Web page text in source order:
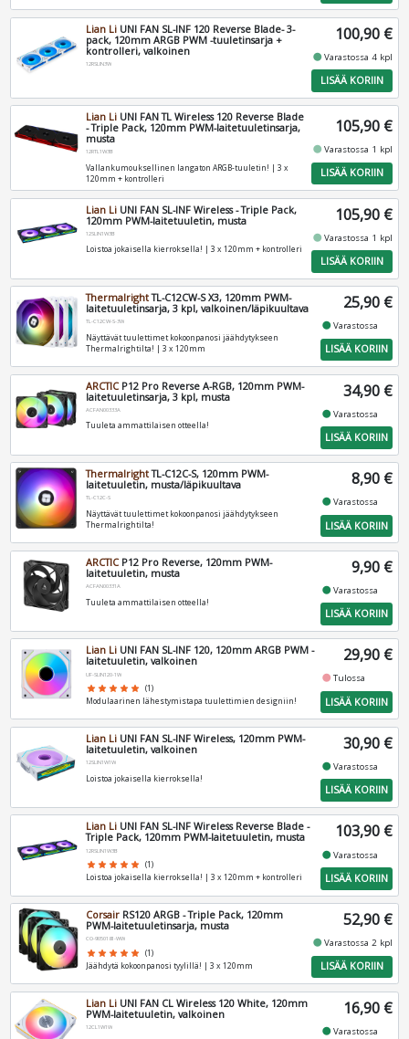
Lian Li UNI FAN SL-INF 120 Reverse Blade- 3-
pack, 120mm ARGB PWM -tuuletinsarja +
kontrolleri, valkoinen
12RSLIN3W
100,90 €
fiber_manual_recordVarastossa 4 kpl
LISÄÄ KORIIN
Lian Li UNI FAN TL Wireless 120 Reverse Blade
- Triple Pack, 120mm PWM-laitetuuletinsarja,
musta
12RTL1W3B
Vallankumouksellinen langaton ARGB-tuuletin! | 3 x
120mm + kontrolleri
105,90 €
fiber_manual_recordVarastossa 1 kpl
LISÄÄ KORIIN
Lian Li UNI FAN SL-INF Wireless - Triple Pack,
120mm PWM-laitetuuletin, musta
12SLIN1W3B
Loistoa jokaisella kierroksella! | 3 x 120mm + kontrolleri
105,90 €
fiber_manual_recordVarastossa 1 kpl
LISÄÄ KORIIN
ThermalrightTL-C12CW-S X3, 120mm PWM-
laitetuuletinsarja, 3 kpl, valkoinen/läpikuultava
TL-C12CW-S-3W
Näyttävät tuulettimet kokoonpanosi jäähdytykseen
Thermalrightilta! | 3 x 120mm
25,90 €
fiber_manual_recordVarastossa
LISÄÄ KORIIN
ARCTICP12 Pro Reverse A-RGB, 120mm PWM-
laitetuuletinsarja, 3 kpl, musta
ACFAN00333A
Tuuleta ammattilaisen otteella!
34,90 €
fiber_manual_recordVarastossa
LISÄÄ KORIIN
ThermalrightTL-C12C-S, 120mm PWM-
laitetuuletin, musta/läpikuultava
TL-C12C-S
Näyttävät tuulettimet kokoonpanosi jäähdytykseen
Thermalrightilta!
8,90 €
fiber_manual_recordVarastossa
LISÄÄ KORIIN
ARCTICP12 Pro Reverse, 120mm PWM-
laitetuuletin, musta
ACFAN00331A
Tuuleta ammattilaisen otteella!
9,90 €
fiber_manual_recordVarastossa
LISÄÄ KORIIN
Lian Li UNI FAN SL-INF 120, 120mm ARGB PWM -
laitetuuletin, valkoinen
UF-SLIN120-1W
star star star star star (1)
Modulaarinen lähestymistapa tuulettimien designiin!
29,90 €
fiber_manual_recordTulossa
LISÄÄ KORIIN
Lian Li UNI FAN SL-INF Wireless, 120mm PWM-
laitetuuletin, valkoinen
12SLIN1W1W
Loistoa jokaisella kierroksella!
30,90 €
fiber_manual_recordVarastossa
LISÄÄ KORIIN
Lian Li UNI FAN SL-INF Wireless Reverse Blade -
Triple Pack, 120mm PWM-laitetuuletin, musta
12RSLIN1W3B
star star star star star (1)
Loistoa jokaisella kierroksella! | 3 x 120mm + kontrolleri
103,90 €
fiber_manual_recordVarastossa
LISÄÄ KORIIN
Corsair RS120 ARGB - Triple Pack, 120mm
PWM-laitetuuletinsarja, musta
CO-9050181-WW
star star star star star (1)
Jäähdytä kokoonpanosi tyylillä! | 3 x 120mm
52,90 €
fiber_manual_recordVarastossa 2 kpl
LISÄÄ KORIIN
Lian Li UNI FAN CL Wireless 120 White, 120mm
PWM-laitetuuletin, valkoinen
12CL1W1W
16,90 €
fiber_manual_recordVarastossa